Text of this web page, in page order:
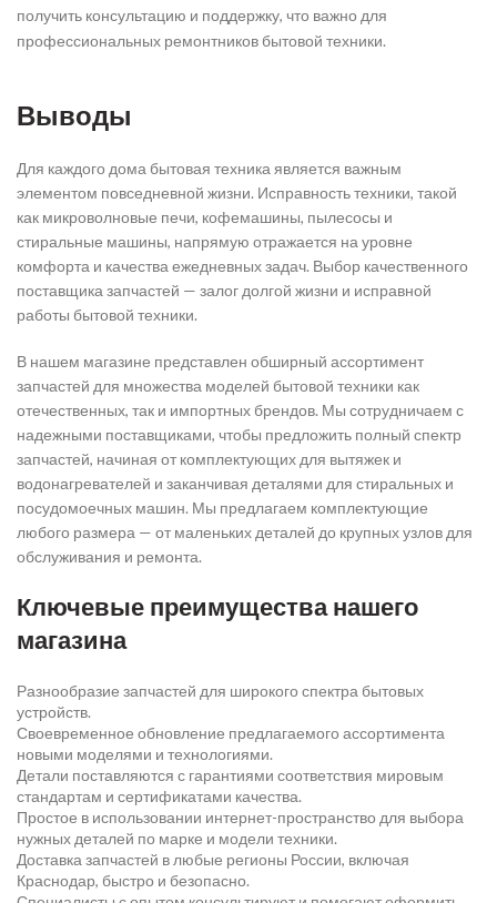
получить консультацию и поддержку, что важно для
профессиональных ремонтников бытовой техники.
Выводы
Для каждого дома бытовая техника является важным
элементом повседневной жизни. Исправность техники, такой
как микроволновые печи, кофемашины, пылесосы и
стиральные машины, напрямую отражается на уровне
комфорта и качества ежедневных задач. Выбор качественного
поставщика запчастей — залог долгой жизни и исправной
работы бытовой техники.
В нашем магазине представлен обширный ассортимент
запчастей для множества моделей бытовой техники как
отечественных, так и импортных брендов. Мы сотрудничаем с
надежными поставщиками, чтобы предложить полный спектр
запчастей, начиная от комплектующих для вытяжек и
водонагревателей и заканчивая деталями для стиральных и
посудомоечных машин. Мы предлагаем комплектующие
любого размера — от маленьких деталей до крупных узлов для
обслуживания и ремонта.
Ключевые преимущества нашего
магазина
Разнообразие запчастей для широкого спектра бытовых
устройств.
Своевременное обновление предлагаемого ассортимента
новыми моделями и технологиями.
Детали поставляются с гарантиями соответствия мировым
стандартам и сертификатами качества.
Простое в использовании интернет-пространство для выбора
нужных деталей по марке и модели техники.
Доставка запчастей в любые регионы России, включая
Краснодар, быстро и безопасно.